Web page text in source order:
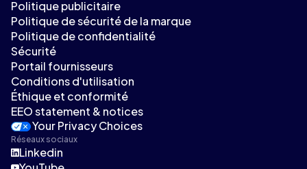
Politique publicitaire
Politique de sécurité de la marque
Politique de confidentialité
Sécurité
Portail fournisseurs
Conditions d'utilisation
Éthique et conformité
EEO statement & notices
Your Privacy Choices
Réseaux sociaux
Linkedin